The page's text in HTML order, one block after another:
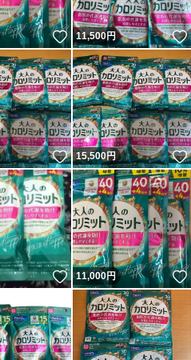
いいね！
11,500円
いいね！
15,500円
いいね！
11,000円